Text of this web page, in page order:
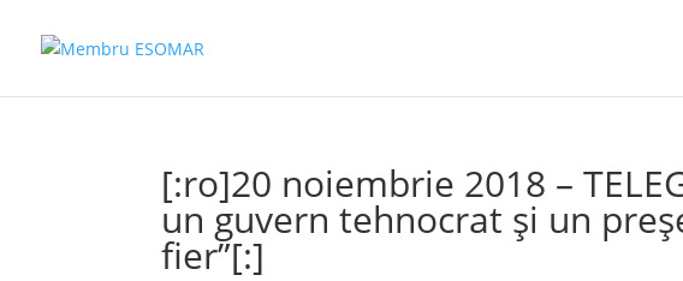
[:ro]20 noiembrie 2018 –
un guvern tehnocrat şi un
fier”[:]